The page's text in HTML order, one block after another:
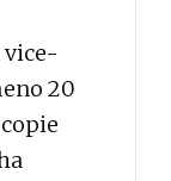
vice-
20